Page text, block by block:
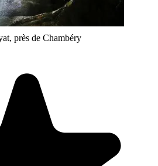
près de Chambéry